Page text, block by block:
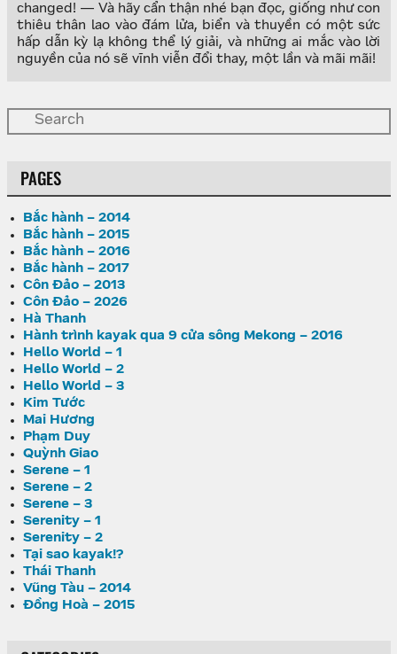
changed! — Và hãy cẩn thận nhé bạn đọc, giống như con
thiêu thân lao vào đám lửa, biển và thuyền có một sức
hấp dẫn kỳ lạ không thể lý giải, và những ai mắc vào lời
nguyền của nó sẽ vĩnh viễn đổi thay, một lần và mãi mãi!
PAGES
Bắc hành – 2014
Bắc hành – 2015
Bắc hành – 2016
Bắc hành – 2017
Côn Đảo – 2013
Côn Đảo – 2026
Hà Thanh
Hành trình kayak qua 9 cửa sông Mekong – 2016
Hello World – 1
Hello World – 2
Hello World – 3
Kim Tước
Mai Hương
Phạm Duy
Quỳnh Giao
Serene – 1
Serene – 2
Serene – 3
Serenity – 1
Serenity – 2
Tại sao kayak!?
Thái Thanh
Vũng Tàu – 2014
Đồng Hoà – 2015